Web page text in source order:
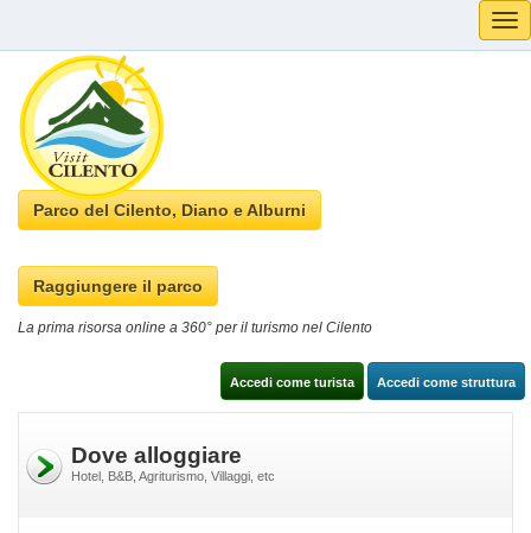
Parco del Cilento, Diano e Alburni
Raggiungere il parco
La prima risorsa online a 360° per il turismo nel Cilento
Accedi come turista Accedi come struttura
Dove alloggiare
Hotel, B&B, Agriturismo, Villaggi, etc